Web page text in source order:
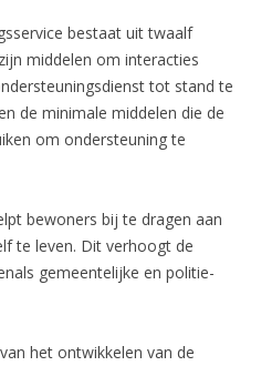
bestaat uit twaalf
middelen om interacties
tot stand te
de minimale middelen die de
om ondersteuning te
bewoners bij te dragen aan
te leven. Dit verhoogt de
gemeentelijke en politie-
het ontwikkelen van de